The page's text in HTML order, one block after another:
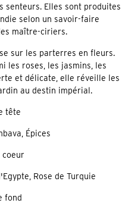
senteurs. Elles sont produites
selon un savoir-faire
maître-ciriers.
sur les parterres en fleurs.
les roses, les jasmins, les
et délicate, elle réveille les
au destin impérial.
tête
Épices
coeur
Rose de Turquie
fond